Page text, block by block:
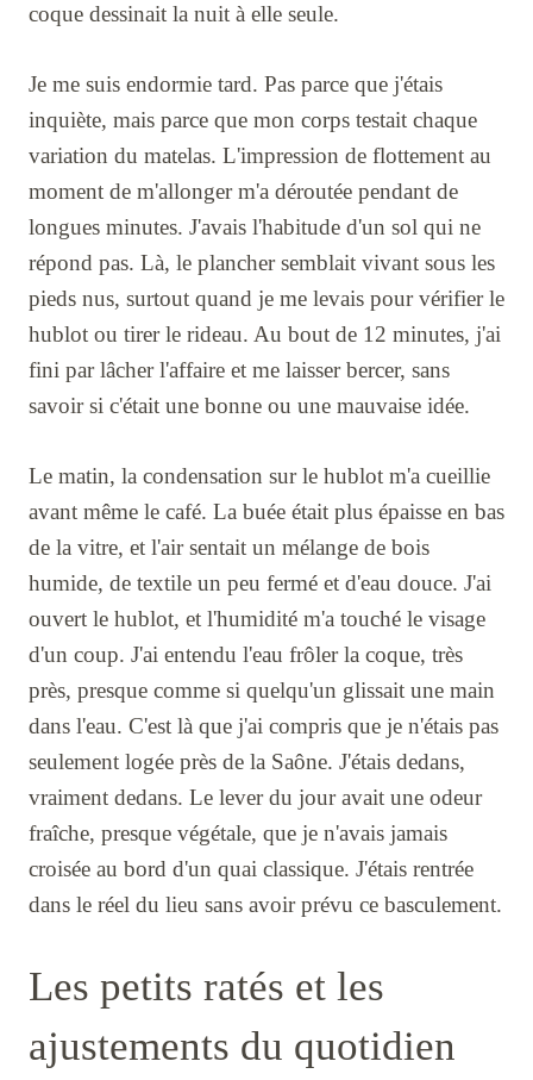
coque dessinait la nuit à elle seule.
Je me suis endormie tard. Pas parce que j'étais
inquiète, mais parce que mon corps testait chaque
variation du matelas. L'impression de flottement au
moment de m'allonger m'a déroutée pendant de
longues minutes. J'avais l'habitude d'un sol qui ne
répond pas. Là, le plancher semblait vivant sous les
pieds nus, surtout quand je me levais pour vérifier le
hublot ou tirer le rideau. Au bout de 12 minutes, j'ai
fini par lâcher l'affaire et me laisser bercer, sans
savoir si c'était une bonne ou une mauvaise idée.
Le matin, la condensation sur le hublot m'a cueillie
avant même le café. La buée était plus épaisse en bas
de la vitre, et l'air sentait un mélange de bois
humide, de textile un peu fermé et d'eau douce. J'ai
ouvert le hublot, et l'humidité m'a touché le visage
d'un coup. J'ai entendu l'eau frôler la coque, très
près, presque comme si quelqu'un glissait une main
dans l'eau. C'est là que j'ai compris que je n'étais pas
seulement logée près de la Saône. J'étais dedans,
vraiment dedans. Le lever du jour avait une odeur
fraîche, presque végétale, que je n'avais jamais
croisée au bord d'un quai classique. J'étais rentrée
dans le réel du lieu sans avoir prévu ce basculement.
Les petits ratés et les
ajustements du quotidien